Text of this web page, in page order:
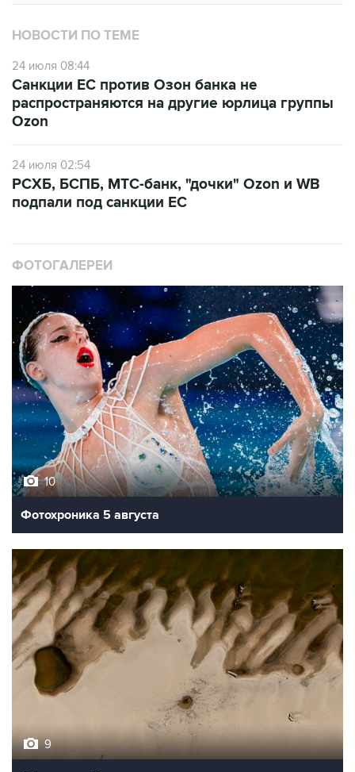
24 июля 08:44
распространяются на другие юрлица группы
Ozon
подпали под санкции ЕС
10
Фотохроника 5 августа
Обмеление Дуная